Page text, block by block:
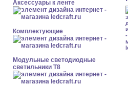
Аксессуары к ленте
Комплектующие
Модульные светодиодные
светильники Т8